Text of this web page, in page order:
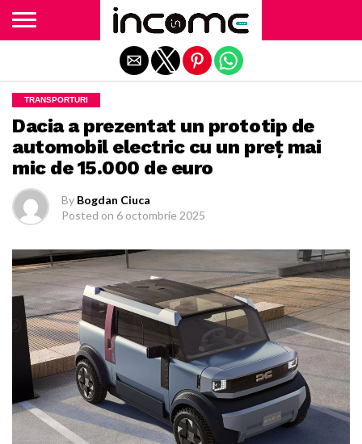
TRANSPORTURI
Dacia a prezentat un prototip de
automobil electric cu un preț mai
mic de 15.000 de euro
By Bogdan Ciuca
Posted on 6 octombrie 2025
Exit mobile version